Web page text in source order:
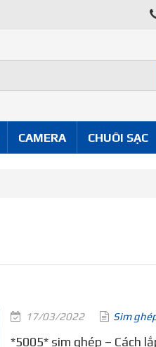
CAMERA CHUÔI SẠC
17/03/2022 Sim
*5005* sim ghép – Cách